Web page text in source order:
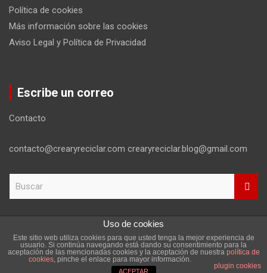
Política de cookies
Más información sobre las cookies
Aviso Legal y Política de Privacidad
Escribe un correo
Contacto
contacto@crearyreciclar.com crearyreciclar.blog@gmail.com
c
Copyright ©2026
Aviso Legal y Política de Privacidad
Tema por:Theme Horse Funciona gracias a:
Uso de cookies
Este sitio web utiliza cookies para que usted tenga la mejor experiencia de
usuario. Si continúa navegando está dando su consentimiento para la
aceptación de las mencionadas cookies y la aceptación de nuestra política de
cookies, pinche el enlace para mayor información.
plugin cookies
ACEPTAR